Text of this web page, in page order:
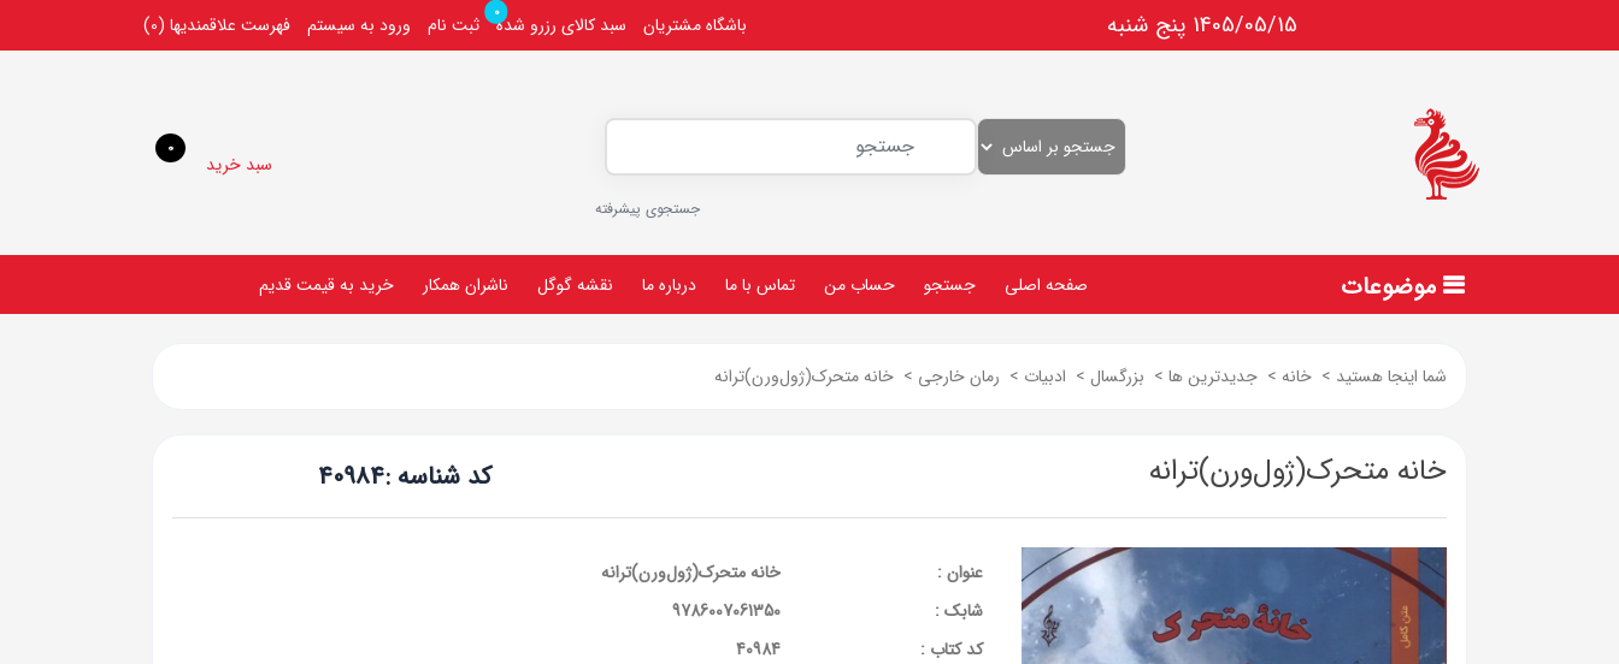
1405/05/15 پنج شنبه باشگاه مشتریان سبد کالای رزرو شده
0
ثبت نام ورود به سیستم فهرست علاقمندیها (0)
جستجوی پیشرفته
سبد خرید
0
موضوعات صفحه اصلی جستجو حساب من تماس با ما درباره ما نقشه گوگل ناشران همکار خريد به قيمت قديم
شما اینجا هستید > خانه > جدیدترین ها > بزرگسال > ادبیات > رمان خارجی > خانه متحرک(ژول‌ورن)ترانه
خانه متحرک(ژول‌ورن)ترانه کد شناسه :40984
عنوان :
خانه متحرک(ژول‌ورن)ترانه
شابک :
9786007061350
کد کتاب :
40984